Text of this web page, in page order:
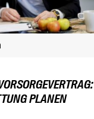
PLANEN